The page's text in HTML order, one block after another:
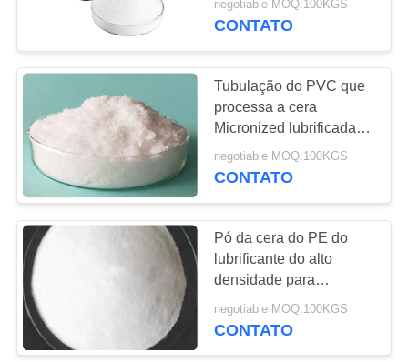
negotiable MOQ:100KGS
CONTATO
Tubulação do PVC que
processa a cera
Micronized lubrificada
CAS 9002-88-4 do
polietileno
negotiable MOQ:100KGS
CONTATO
Pó da cera do PE do
lubrificante do alto
densidade para
produtos químicos da
indústria do PVC
negotiable MOQ:100KGS
CONTATO